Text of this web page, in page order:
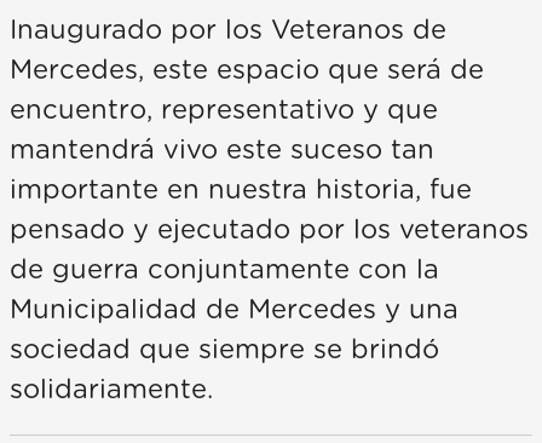
Inaugurado por los Veteranos de
Mercedes, este espacio que será de
encuentro, representativo y que
mantendrá vivo este suceso tan
importante en nuestra historia, fue
pensado y ejecutado por los veteranos
de guerra conjuntamente con la
Municipalidad de Mercedes y una
sociedad que siempre se brindó
solidariamente.